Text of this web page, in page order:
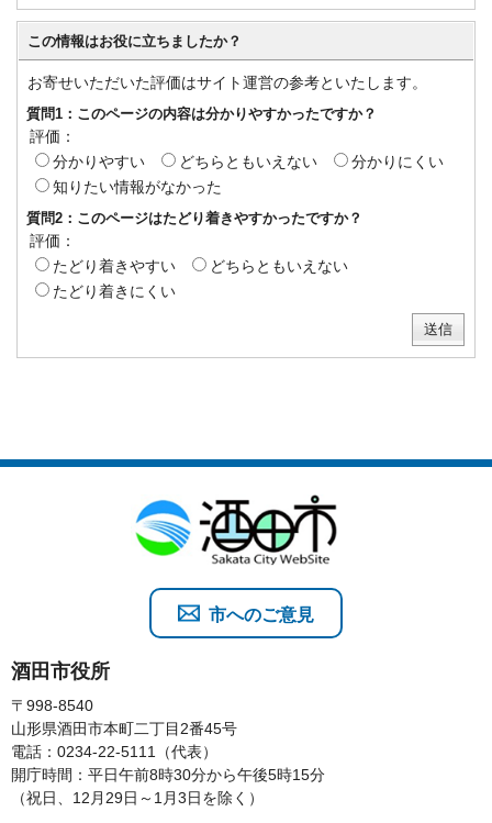
この情報はお役に立ちましたか？
お寄せいただいた評価はサイト運営の参考といたします。
質問1：このページの内容は分かりやすかったですか？
評価：
分かりやすい
どちらともいえない
分かりにくい
知りたい情報がなかった
質問2：このページはたどり着きやすかったですか？
評価：
たどり着きやすい
どちらともいえない
たどり着きにくい
酒田市役所
〒998-8540
山形県酒田市本町二丁目2番45号
電話：0234-22-5111（代表）
開庁時間：平日午前8時30分から午後5時15分
（祝日、12月29日～1月3日を除く）
市へのご意見